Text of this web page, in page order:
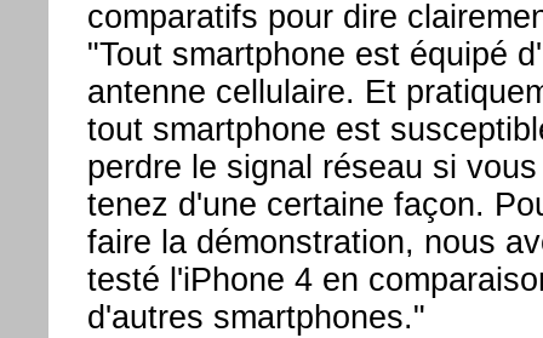
comparatifs pour dire
"Tout smartphone est équipé
antenne cellulaire. Et
tout smartphone est
perdre le signal réseau si
tenez d'une certaine façon.
faire la démonstration, nous
testé l'iPhone 4 en
d'autres smartphones."